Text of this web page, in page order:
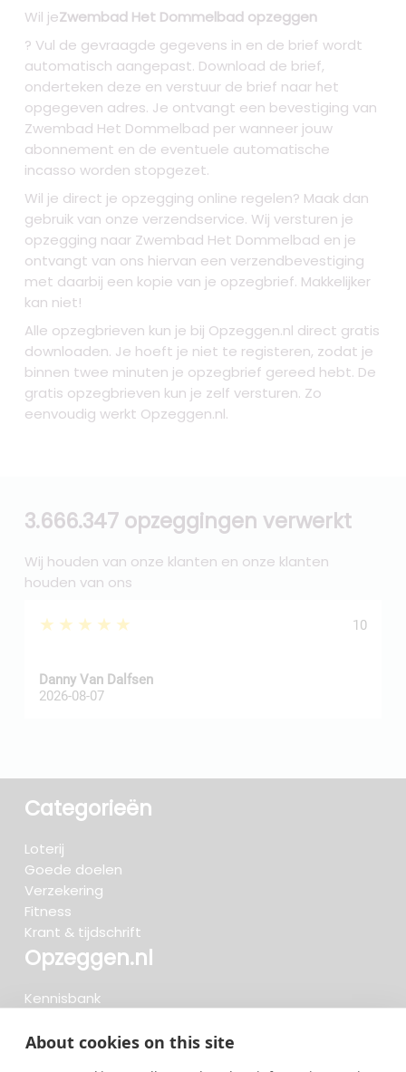
About cookies on this site
Wil jeZwembad Het Dommelbad opzeggen
? Vul de gevraagde gegevens in en de brief wordt
automatisch aangepast. Download de brief,
onderteken deze en verstuur de brief naar het
opgegeven adres. Je ontvangt een bevestiging van
Zwembad Het Dommelbad per wanneer jouw
abonnement en de eventuele automatische
incasso worden stopgezet.
Wil je direct je opzegging online regelen? Maak dan
gebruik van onze verzendservice. Wij versturen je
opzegging naar Zwembad Het Dommelbad en je
ontvangt van ons hiervan een verzendbevestiging
met daarbij een kopie van je opzegbrief. Makkelijker
kan niet!
Alle opzegbrieven kun je bij Opzeggen.nl direct gratis
downloaden. Je hoeft je niet te registeren, zodat je
binnen twee minuten je opzegbrief gereed hebt. De
gratis opzegbrieven kun je zelf versturen. Zo
eenvoudig werkt Opzeggen.nl.
3.666.347 opzeggingen verwerkt
Wij houden van onze klanten en onze klanten
houden van ons
★★★★★ 10
Danny Van Dalfsen
2026-08-07
Categorieën
Loterij
Goede doelen
Verzekering
Fitness
Krant & tijdschrift
Opzeggen.nl
Kennisbank
Beoordelingen